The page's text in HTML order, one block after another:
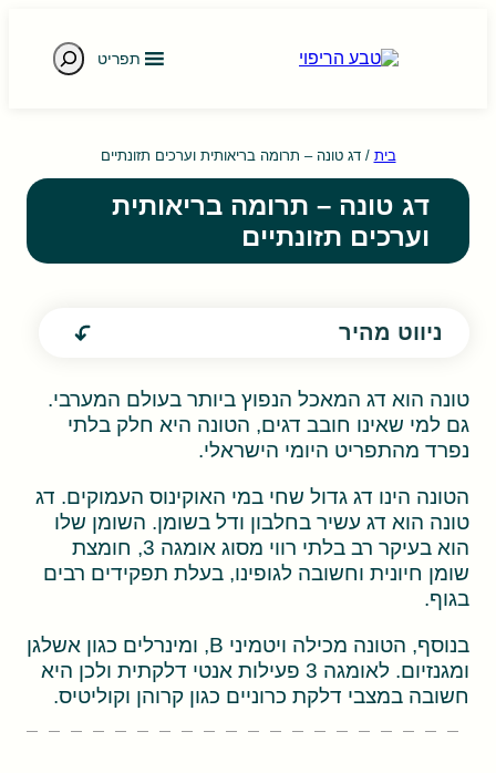
תפריט
חיפוש
בית /דג טונה – תרומה בריאותית וערכים תזונתיים
דג טונה – תרומה בריאותית
וערכים תזונתיים
ניווט מהיר
טונה הוא דג המאכל הנפוץ ביותר בעולם המערבי.
גם למי שאינו חובב דגים, הטונה היא חלק בלתי
נפרד מהתפריט היומי הישראלי.
הטונה הינו דג גדול שחי במי האוקינוס העמוקים. דג
טונה הוא דג עשיר בחלבון ודל בשומן. השומן שלו
הוא בעיקר רב בלתי רווי מסוג אומגה 3, חומצת
שומן חיונית וחשובה לגופינו, בעלת תפקידים רבים
בגוף.
בנוסף, הטונה מכילה ויטמיני B, ומינרלים כגון אשלגן
ומגנזיום. לאומגה 3 פעילות אנטי דלקתית ולכן היא
חשובה במצבי דלקת כרוניים כגון קרוהן וקוליטיס.